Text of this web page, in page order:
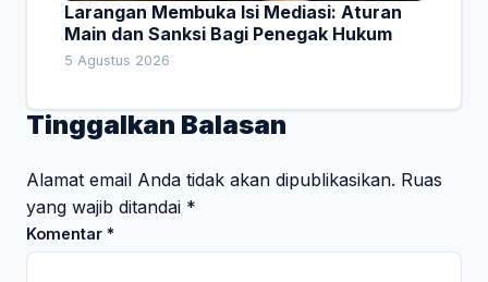
Larangan Membuka Isi Mediasi: Aturan
Main dan Sanksi Bagi Penegak Hukum
5 Agustus 2026
Tinggalkan Balasan
Alamat email Anda tidak akan dipublikasikan. Ruas
yang wajib ditandai *
Komentar *